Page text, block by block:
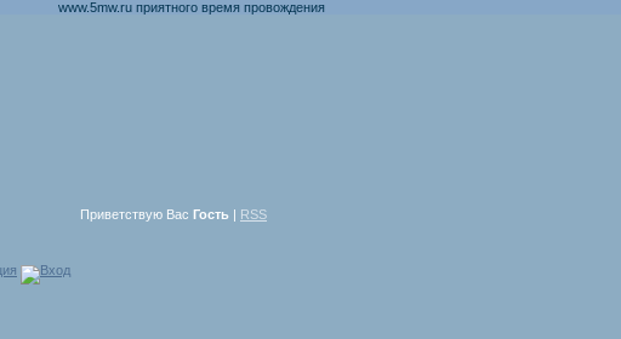
www.5mw.ru приятного время провождения
Приветствую Вас Гость | RSS
Вход